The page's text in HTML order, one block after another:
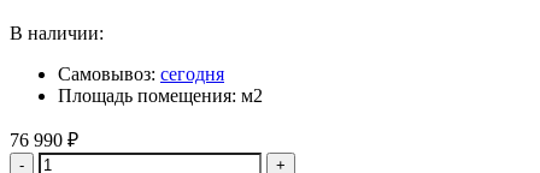
В наличии:
Самовывоз: сегодня
Площадь помещения: м2
76 990 ₽
Количество